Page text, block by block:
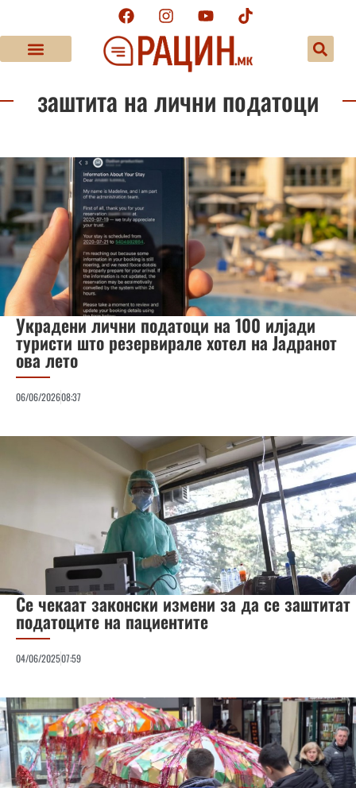
заштита на лични податоци
Украдени лични податоци на 100 илјади
туристи што резервирале хотел на Јадранот
ова лето
06/06/202608:37
Се чекаат законски измени за да се заштитат
податоците на пациентите
04/06/202507:59